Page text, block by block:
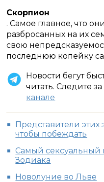
Скорпион
. Самое главное, что
разбросанных на их
свою
последнюю копейку
Новости бегут
читать. Следите
канале
Представители
чтобы побеждать
Самый сексуальный
Зодиака
Новолуние во Льве